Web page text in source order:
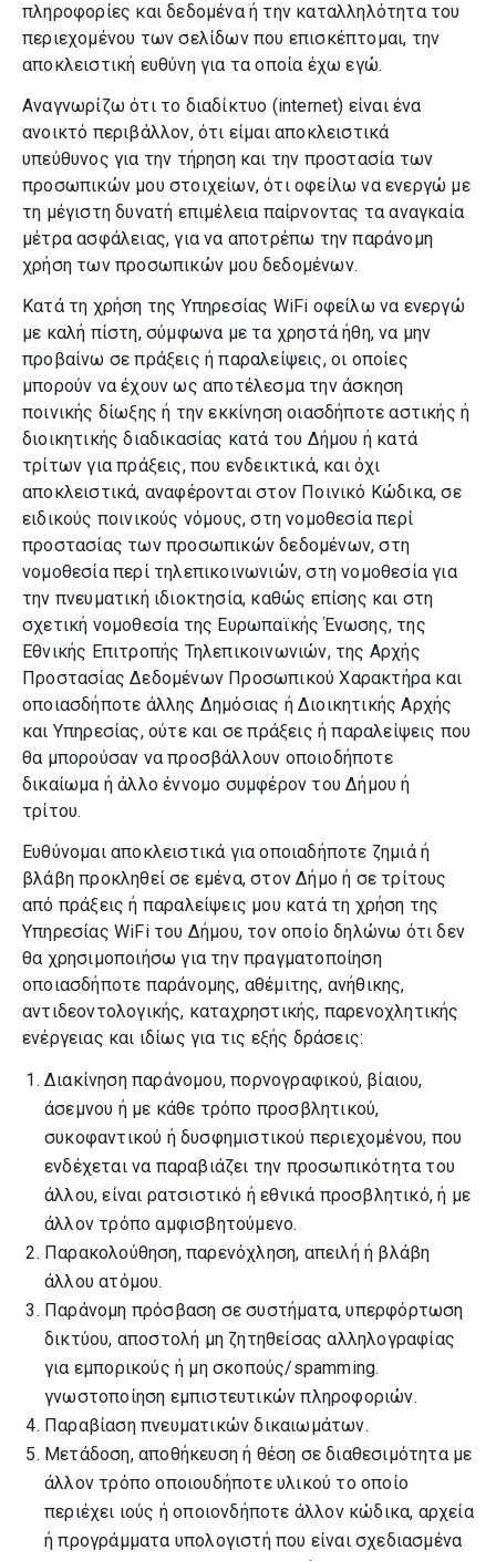
πληροφορίες και δεδομένα ή την καταλληλότητα του
περιεχομένου των σελίδων που επισκέπτομαι, την
αποκλειστική ευθύνη για τα οποία έχω εγώ.
Αναγνωρίζω ότι το διαδίκτυο (internet) είναι ένα
ανοικτό περιβάλλον, ότι είμαι αποκλειστικά
υπεύθυνος για την τήρηση και την προστασία των
προσωπικών μου στοιχείων, ότι οφείλω να ενεργώ με
τη μέγιστη δυνατή επιμέλεια παίρνοντας τα αναγκαία
μέτρα ασφάλειας, για να αποτρέπω την παράνομη
χρήση των προσωπικών μου δεδομένων.
Κατά τη χρήση της Υπηρεσίας WiFi οφείλω να ενεργώ
με καλή πίστη, σύμφωνα με τα χρηστά ήθη, να μην
προβαίνω σε πράξεις ή παραλείψεις, οι οποίες
μπορούν να έχουν ως αποτέλεσμα την άσκηση
ποινικής δίωξης ή την εκκίνηση οιασδήποτε αστικής ή
διοικητικής διαδικασίας κατά του Δήμου ή κατά
τρίτων για πράξεις, που ενδεικτικά, και όχι
αποκλειστικά, αναφέρονται στον Ποινικό Κώδικα, σε
ειδικούς ποινικούς νόμους, στη νομοθεσία περί
προστασίας των προσωπικών δεδομένων, στη
νομοθεσία περί τηλεπικοινωνιών, στη νομοθεσία για
την πνευματική ιδιοκτησία, καθώς επίσης και στη
σχετική νομοθεσία της Ευρωπαϊκής Ένωσης, της
Εθνικής Επιτροπής Τηλεπικοινωνιών, της Αρχής
Προστασίας Δεδομένων Προσωπικού Χαρακτήρα και
οποιασδήποτε άλλης Δημόσιας ή Διοικητικής Αρχής
και Υπηρεσίας, ούτε και σε πράξεις ή παραλείψεις που
θα μπορούσαν να προσβάλλουν οποιοδήποτε
δικαίωμα ή άλλο έννομο συμφέρον του Δήμου ή
τρίτου.
Ευθύνομαι αποκλειστικά για οποιαδήποτε ζημιά ή
βλάβη προκληθεί σε εμένα, στον Δήμο ή σε τρίτους
από πράξεις ή παραλείψεις μου κατά τη χρήση της
Υπηρεσίας WiFi του Δήμου, τον οποίο δηλώνω ότι δεν
θα χρησιμοποιήσω για την πραγματοποίηση
οποιασδήποτε παράνομης, αθέμιτης, ανήθικης,
αντιδεοντολογικής, καταχρηστικής, παρενοχλητικής
ενέργειας και ιδίως για τις εξής δράσεις:
Διακίνηση παράνομου, πορνογραφικού, βίαιου,
άσεμνου ή με κάθε τρόπο προσβλητικού,
συκοφαντικού ή δυσφημιστικού περιεχομένου, που
ενδέχεται να παραβιάζει την προσωπικότητα του
άλλου, είναι ρατσιστικό ή εθνικά προσβλητικό, ή με
άλλον τρόπο αμφισβητούμενο.
Παρακολούθηση, παρενόχληση, απειλή ή βλάβη
άλλου ατόμου.
Παράνομη πρόσβαση σε συστήματα, υπερφόρτωση
δικτύου, αποστολή μη ζητηθείσας αλληλογραφίας
για εμπορικούς ή μη σκοπούς/spamming.
γνωστοποίηση εμπιστευτικών πληροφοριών.
Παραβίαση πνευματικών δικαιωμάτων.
Μετάδοση, αποθήκευση ή θέση σε διαθεσιμότητα με
άλλον τρόπο οποιουδήποτε υλικού το οποίο
περιέχει ιούς ή οποιονδήποτε άλλον κώδικα, αρχεία
ή προγράμματα υπολογιστή που είναι σχεδιασμένα
Κοινωνικό Παντοπωλείο
ΚΕΠ
Οικονομική Υπηρεσία
Παιδεία
Κέντρο Πληροφόρησης Νέων
Παιδικοί Σταθμοί
Κέντρο Δημιουργικής
Απασχόλησης Παιδιών
Περιβάλλον
Πολιτισμός
Πράσινο
ΣΒΑΚ
Υγεία
Αθλητισμός
Γνωρίζετε ότι
Πρόσφατα Άρθρα
«One Earth One
Chance» – Δράση
δενδροφύτευσης
στην οδό Αντώνη
Τρίτση
Δήμος Ελευθερίου
Κορδελιού –
Ευόσμου:
Αποκατάσταση μίας
ιστορικής αδικίας η
προσθήκη του
τοπωνυμίου
«Ελευθέριο» στην
ονομασία του δήμου
Η συνεργασία των
φορέων στο
επίκεντρο
εκδήλωσης για την
ενδυνάμωση
γυναικών
προσφυγικής και
μεταναστευτικής